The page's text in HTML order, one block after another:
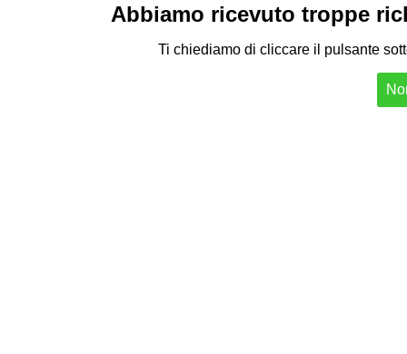
Abbiamo ricevuto troppe
Ti chiediamo di cliccare il pulsante